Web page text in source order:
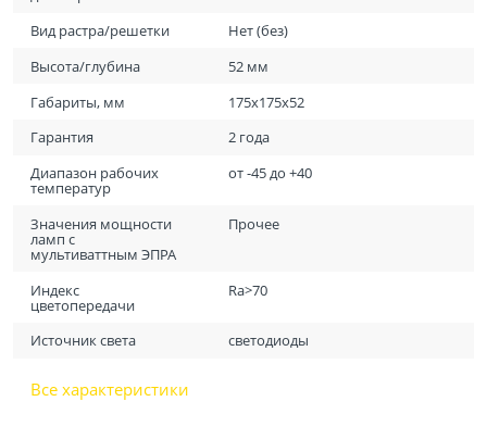
Вид растра/решетки
Нет (без)
Высота/глубина
52 мм
Габариты, мм
175х175х52
Гарантия
2 года
Диапазон рабочих
температур
от -45 до +40
Значения мощности
ламп с
мультиваттным ЭПРА
Прочее
Индекс
цветопередачи
Ra>70
Источник света светодиоды
Все характеристики